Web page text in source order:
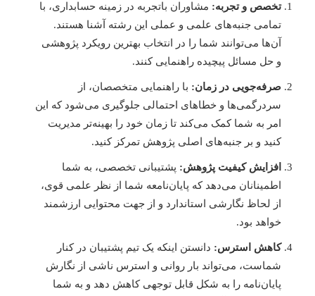
تخصص و تجربه:مشاوران باتجربه در زمینه حسابداری، با
تمامی جنبه‌های علمی و عملی این رشته آشنا هستند.
آن‌ها می‌توانند شما را در انتخاب بهترین رویکرد پژوهشی
و حل مسائل پیچیده راهنمایی کنند.
صرفه‌جویی در زمان: با راهنمایی متخصصان، از
سردرگمی‌ها و خطاهای احتمالی جلوگیری می‌شود که این
امر به شما کمک می‌کند تا زمان خود را بهینه‌تر مدیریت
کنید و بر جنبه‌های اصلی پژوهش تمرکز کنید.
افزایش کیفیت پژوهش:پشتیبانی تخصصی، به شما
اطمینانان می‌دهد که پایان‌نامعه شما از نظر علمی قوی،
از لحاظ نگارشی استاندارد و از جهت محتوایی ارزشمند
خواهد بود.
کاهش استرس:دانستن اینکه یک تیم پشتیبان در کنار
شماست، می‌تواند بار روانی و استرس ناشی از نگارش
پایان‌نامه را به شکل قابل توجهی کاهش دهد و به شما